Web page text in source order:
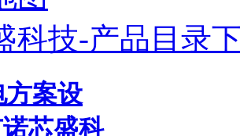
科技-产品目录